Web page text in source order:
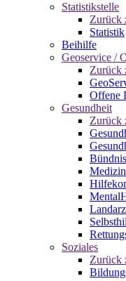
Statistikstelle
Zurück
Statistik
Beihilfe
Geoservice /
Zurück
Offene
Gesundheit
Zurück
Soziales
Zurück